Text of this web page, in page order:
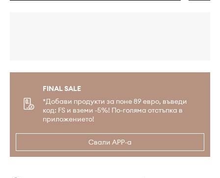
FINAL SALE
*Добави продукти за поне 89 евро, въведи
код: FS и вземи -5%! По-голяма отстъпка в
приложението!
Свали APP-а